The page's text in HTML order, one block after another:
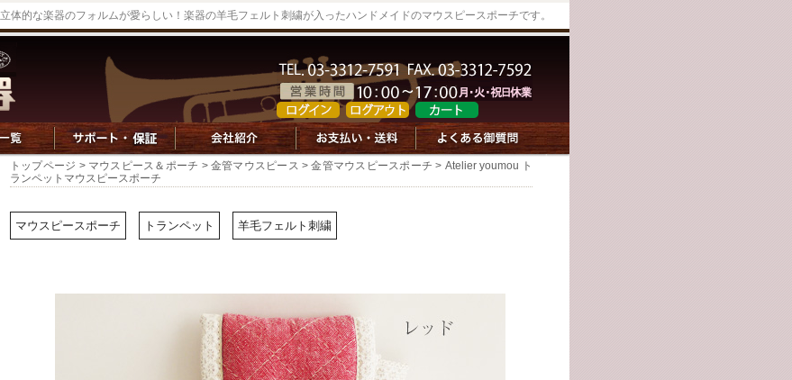
立体的な楽器のフォルムが愛らしい！楽器の羊毛フェルト刺繍が入ったハンドメイドのマウスピースポーチです。
トップページ > マウスピース＆ポーチ > 金管マウスピース >金管マウスピースポーチ > Atelier youmou ト
ランペットマウスピースポーチ
マウスピースポーチ トランペット 羊毛フェルト刺繍